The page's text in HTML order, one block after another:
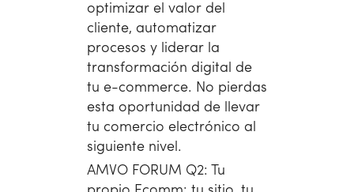
optimizar el valor del
cliente, automatizar
procesos y liderar la
transformación digital de
tu e-commerce. No pierdas
esta oportunidad de llevar
tu comercio electrónico al
siguiente nivel.
AMVO FORUM Q2: Tu